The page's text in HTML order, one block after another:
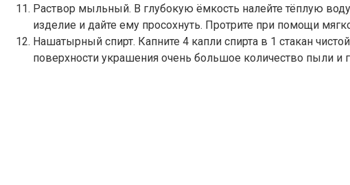
Раствор мыльный. В глубокую ёмкость налейте тёплую
изделие и дайте ему просохнуть. Протрите при помощи
Нашатырный спирт. Капните 4 капли спирта в 1 стакан
поверхности украшения очень большое количество пыли и